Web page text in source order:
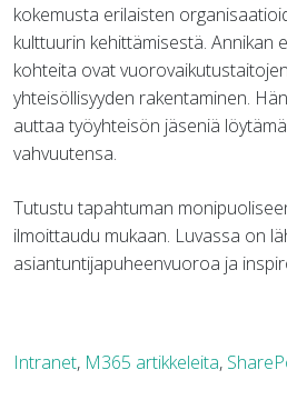
kokemusta erilaisten
kulttuurin kehittämisestä. Annikan
kohteita ovat
yhteisöllisyyden rakentaminen.
auttaa työyhteisön jäseniä
vahvuutensa.
Tutustu tapahtuman
ilmoittaudu mukaan. Luvassa on
asiantuntijapuheenvuoroa ja
Intranet, M365 artikkeleita,